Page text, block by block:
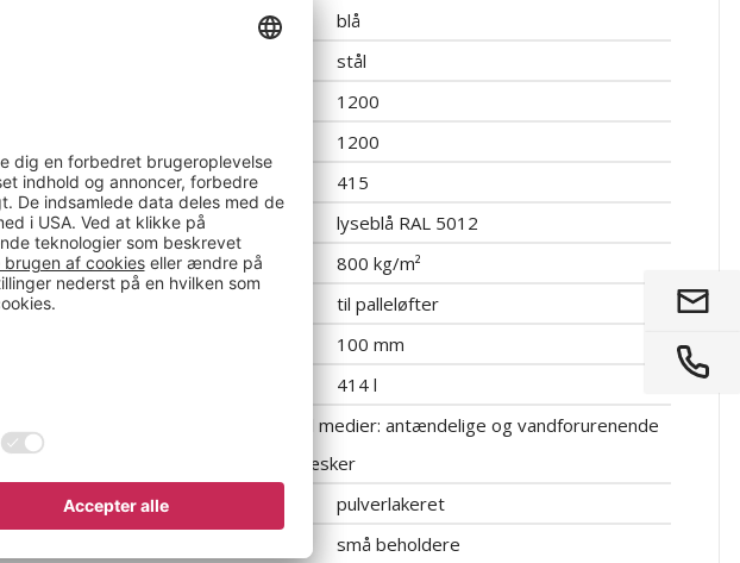
blå
stål
1200
1200
Højde (mm)
415
Farve
lyseblå RAL 5012
ProtectionMaxLast
800 kg/m²
Model
til palleløfter
100 mm
414 l
Til medier: antændelige og vandforurenende
væsker
Overflade
pulverlakeret
små beholdere